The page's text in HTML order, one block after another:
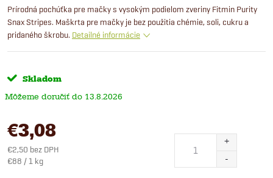
Prírodná pochúťka pre mačky s vysokým podielom zveriny Fitmin Purity
Snax Stripes. Maškrta pre mačky je bez použitia chémie, soli, cukru a
pridaného škrobu. Detailné informácie
Skladom
13.8.2026
€3,08
€2,50 bez DPH
Jednotková
€88 / 1 kg